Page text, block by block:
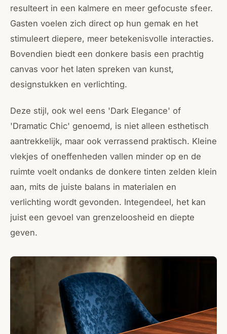
resulteert in een kalmere en meer gefocuste sfeer.
Gasten voelen zich direct op hun gemak en het
stimuleert diepere, meer betekenisvolle interacties.
Bovendien biedt een donkere basis een prachtig
canvas voor het laten spreken van kunst,
designstukken en verlichting.
Deze stijl, ook wel eens 'Dark Elegance' of
'Dramatic Chic' genoemd, is niet alleen esthetisch
aantrekkelijk, maar ook verrassend praktisch. Kleine
vlekjes of oneffenheden vallen minder op en de
ruimte voelt ondanks de donkere tinten zelden klein
aan, mits de juiste balans in materialen en
verlichting wordt gevonden. Integendeel, het kan
juist een gevoel van grenzeloosheid en diepte
geven.